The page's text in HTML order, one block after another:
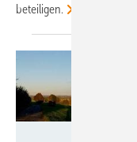
beteiligen.